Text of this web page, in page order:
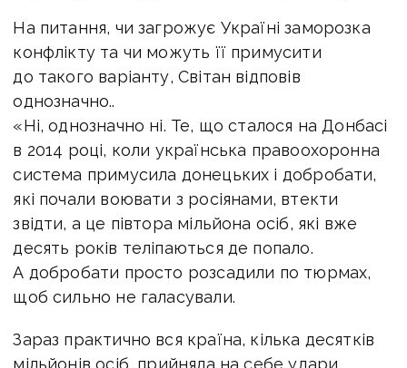
На питання, чи загрожує Україні заморозка
конфлікту та чи можуть її примусити
до такого варіанту, Світан відповів
однозначно..
«Ні, однозначно ні. Те, що сталося на Донбасі
в 2014 році, коли українська правоохоронна
система примусила донецьких і добробати,
які почали воювати з росіянами, втекти
звідти, а це півтора мільйона осіб, які вже
десять років теліпаються де попало.
А добробати просто розсадили по тюрмах,
щоб сильно не галасували.
Зараз практично вся країна, кілька десятків
мільйонів осіб, прийняла на себе удари